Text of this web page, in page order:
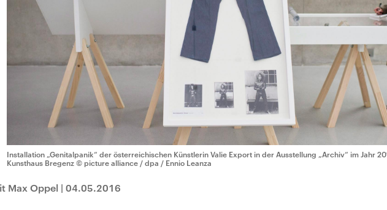
Installation „Genitalpanik“ der österreichischen Künstlerin Valie Export in der Ausstellung „Archiv“ im Jahr
Kunsthaus Bregenz © picture alliance / dpa / Ennio Leanza
Max Oppel | 04.05.2016